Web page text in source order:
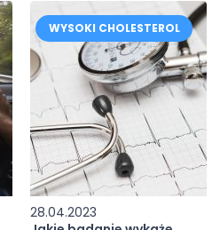
28.04.2023
WYSOKI CHOLESTEROL